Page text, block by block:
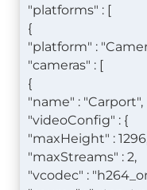
"platforms" : [
{
"platform" :
"cameras" : [
{
"name" : "Carport",
"videoConfig" : {
"maxHeight" :
"maxStreams" : 2,
"vcodec" :